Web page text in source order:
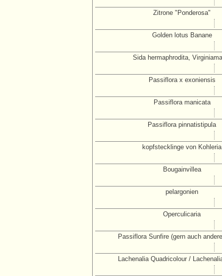
Zitrone "Ponderosa"
Golden lotus Banane
Sida hermaphrodita,
Passiflora x exoniensis
Passiflora manicata
Passiflora pinnatistipula
kopfstecklinge von Kohleria
Bougainvillea
pelargonien
Operculicaria
Passiflora Sunfire (gern auch
Lachenalia Quadricolour /